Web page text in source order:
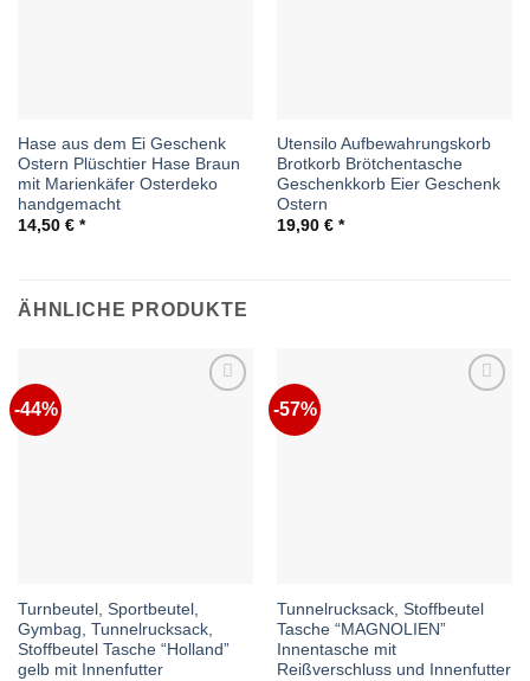
Hase aus dem Ei Geschenk
Ostern Plüschtier Hase Braun
mit Marienkäfer Osterdeko
handgemacht
14,50 €
Utensilo Aufbewahrungskorb
Brotkorb Brötchentasche
Geschenkkorb Eier Geschenk
Ostern
19,90 €
ÄHNLICHE PRODUKTE
-44%
Turnbeutel, Sportbeutel,
Gymbag, Tunnelrucksack,
Stoffbeutel Tasche “Holland”
gelb mit Innenfutter
-57%
Tunnelrucksack, Stoffbeutel
Tasche “MAGNOLIEN”
Innentasche mit
Reißverschluss und Innenfutter